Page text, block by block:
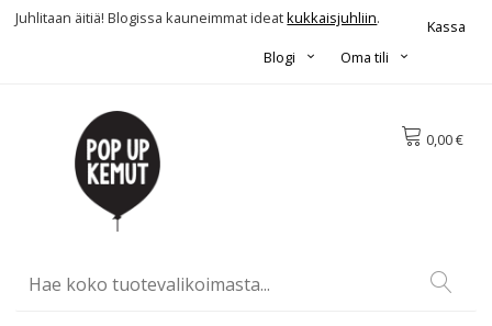
Juhlitaan äitiä! Blogissa kauneimmat ideatkukkaisjuhliin.
Kassa
Oma tili
Blogi
0,00 €